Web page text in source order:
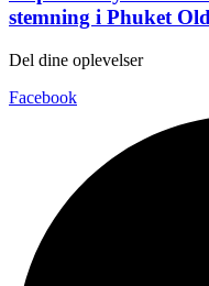
stemning i Phuket
Del dine oplevelser
Facebook